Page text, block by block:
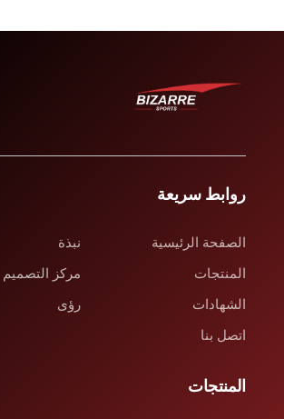
روابط سريعة
الصفحة الرئيسية
نبذة
المنتجات
مركز التصميم
الشهادات
رؤى
اتصل بنا
المنتجات